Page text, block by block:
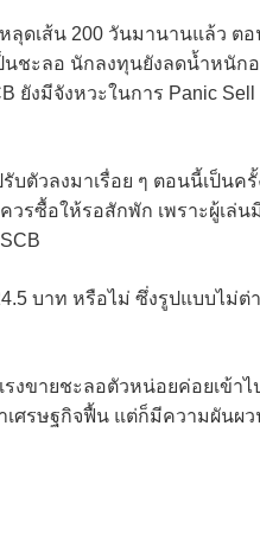
ดเส้น 200 วันมานานแล้ว ตอ
นชะลอ นักลงทุนยังลดน้ำหนัก
ยังมีจังหวะในการ Panic Sell
บตัวลงมาเรื่อย ๆ ตอนนี้เป็นครั้
วรซื้อให้รอสักพัก เพราะผู้เล่น
บาท หรือไม่ ซึ่งรูปแบบไม่ต่
งขายชะลอตัวหน่อยค่อยเข้าไ
เศรษฐกิจฟื้น แต่ก็มีความผันผ